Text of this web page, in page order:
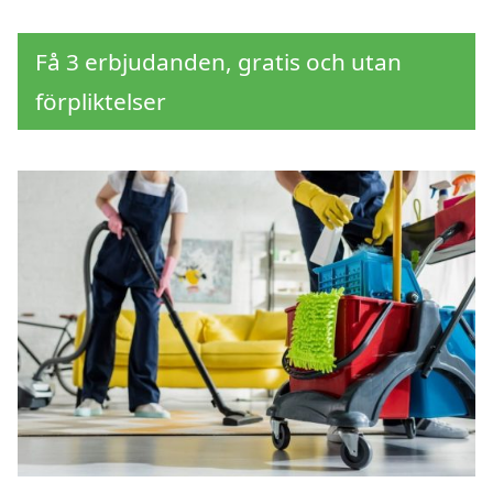
Få 3 erbjudanden, gratis och utan
förpliktelser